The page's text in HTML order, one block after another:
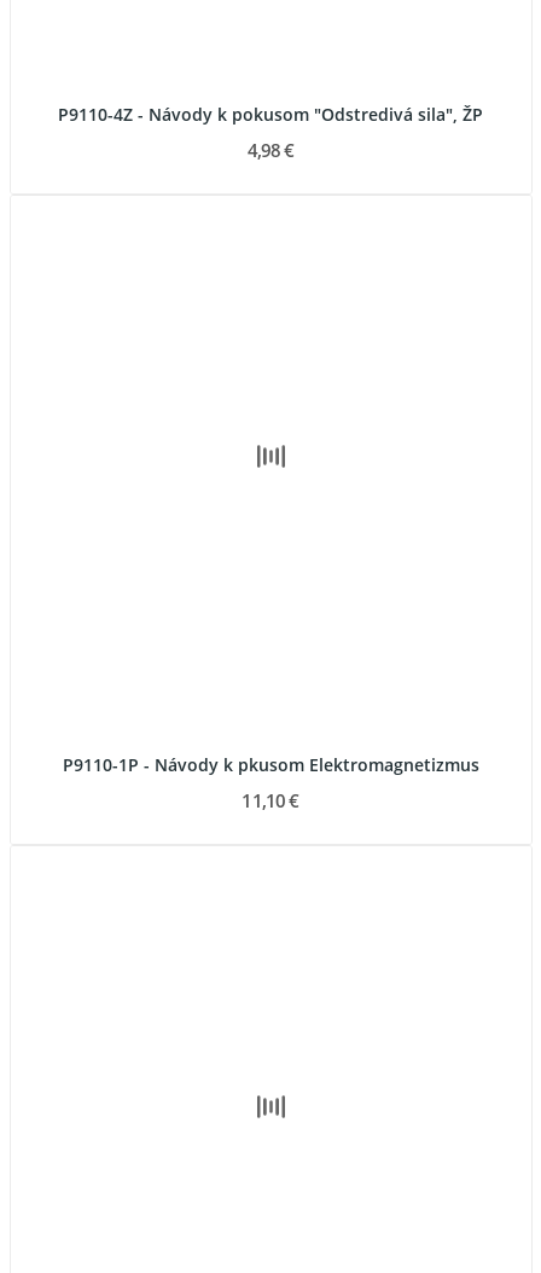
P9110-4Z - Návody k pokusom "Odstredivá sila", ŽP
4,98 €
P9110-1P - Návody k pkusom Elektromagnetizmus
11,10 €